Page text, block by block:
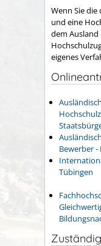
Wenn Sie
und eine
dem Ausland
eigenes
Bewerber -
Tübingen